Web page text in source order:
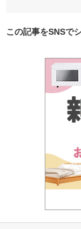
この記事をSNSで